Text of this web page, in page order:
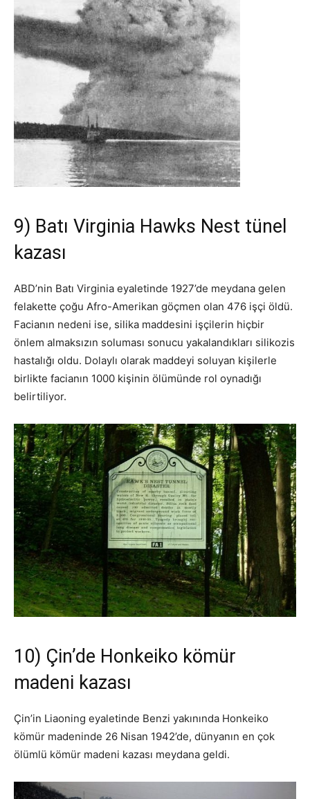
9) Batı Virginia Hawks Nest tünel
kazası
ABD’nin Batı Virginia eyaletinde 1927’de meydana gelen
felakette çoğu Afro-Amerikan göçmen olan 476 işçi öldü.
Facianın nedeni ise, silika maddesini işçilerin hiçbir
önlem almaksızın soluması sonucu yakalandıkları silikozis
hastalığı oldu. Dolaylı olarak maddeyi soluyan kişilerle
birlikte facianın 1000 kişinin ölümünde rol oynadığı
belirtiliyor.
10) Çin’de Honkeiko kömür
madeni kazası
Çin’in Liaoning eyaletinde Benzi yakınında Honkeiko
kömür madeninde 26 Nisan 1942’de, dünyanın en çok
ölümlü kömür madeni kazası meydana geldi.